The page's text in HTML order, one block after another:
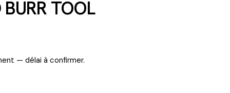
TOOL
— délai à confirmer.